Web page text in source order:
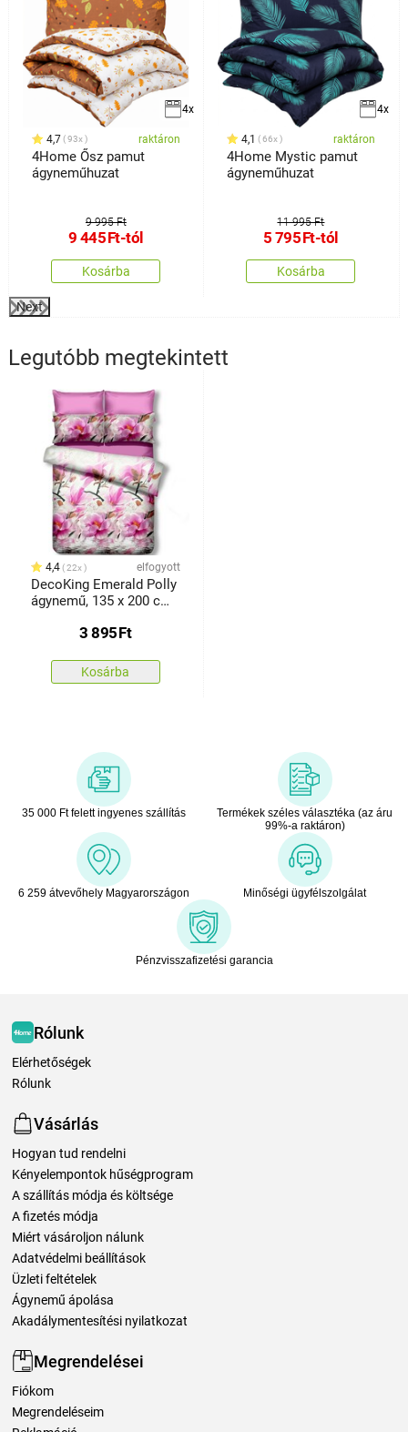
4x
4,7 93x raktáron
4Home Ősz pamut
ágyneműhuzat
9 995 Ft
9 445Ft-tól
Kosárba
4x
4,1 66x raktáron
4Home Mystic pamut
ágyneműhuzat
11 995 Ft
5 795Ft-tól
Kosárba
Next
Legutóbb megtekintett
4,4 22x elfogyott
DecoKing Emerald Polly
ágynemű, 135 x 200 cm,
3 895Ft
Kosárba
35 000 Ft felett ingyenes szállítás
Termékek széles választéka (az áru
99%-a raktáron)
6 259 átvevőhely Magyarországon Minőségi ügyfélszolgálat
Pénzvisszafizetési garancia
Rólunk
Elérhetőségek
Rólunk
Vásárlás
Hogyan tud rendelni
Kényelempontok hűségprogram
A szállítás módja és költsége
A fizetés módja
Miért vásároljon nálunk
Adatvédelmi beállítások
Üzleti feltételek
Ágynemű ápolása
Akadálymentesítési nyilatkozat
Megrendelései
Fiókom
Megrendeléseim